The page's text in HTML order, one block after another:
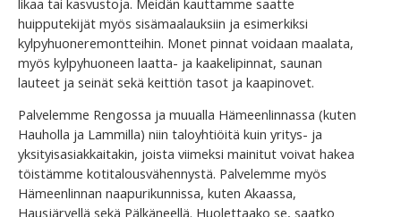
huipputekijät myös sisämaalauksiin ja esimerkiksi
kylpyhuoneremontteihin. Monet pinnat voidaan maalata,
myös kylpyhuoneen laatta- ja kaakelipinnat, saunan
lauteet ja seinät sekä keittiön tasot ja kaapinovet.
Palvelemme Rengossa ja muualla Hämeenlinnassa (kuten
Hauholla ja Lammilla) niin taloyhtiöitä kuin yritys- ja
yksityisasiakkaitakin, joista viimeksi mainitut voivat hakea
töistämme kotitalousvähennystä. Palvelemme myös
Hämeenlinnan naapurikunnissa, kuten Akaassa,
Hausjärvellä sekä Pälkäneellä. Huolettaako se, saatko